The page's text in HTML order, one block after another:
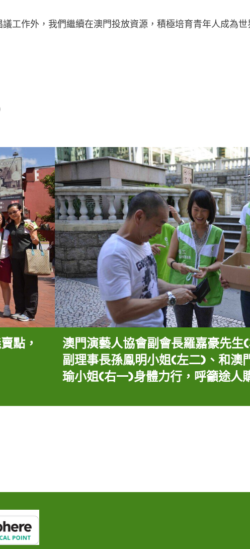
工作外，我們繼續在澳門投放資源，積極培育青年人成為
點，
澳門演藝人協會副會長羅嘉豪先
副理事長孫鳯明小姐(左二)、和澳
瑜小姐(右一)身體力行，呼籲途人